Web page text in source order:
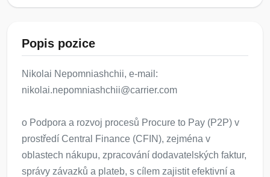
Popis pozice
Nikolai Nepomniashchii, e-mail:
nikolai.nepomniashchii@carrier.com
o Podpora a rozvoj procesů Procure to Pay (P2P) v
prostředí Central Finance (CFIN), zejména v
oblastech nákupu, zpracování dodavatelských faktur,
správy závazků a plateb, s cílem zajistit efektivní a